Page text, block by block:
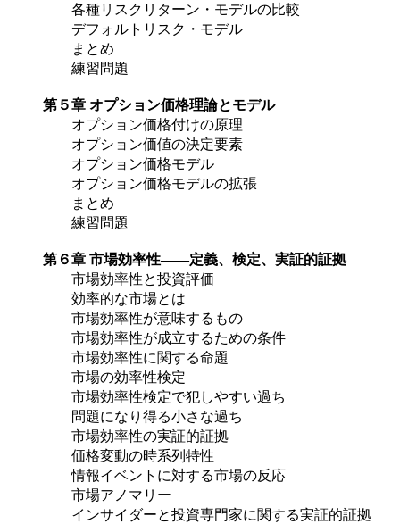
各種リスクリターン・モデルの比較
デフォルトリスク・モデル
まとめ
練習問題
第５章 オプション価格理論とモデル
オプション価格付けの原理
オプション価値の決定要素
オプション価格モデル
オプション価格モデルの拡張
まとめ
練習問題
第６章 市場効率性――定義、検定、実証的証拠
市場効率性と投資評価
効率的な市場とは
市場効率性が意味するもの
市場効率性が成立するための条件
市場効率性に関する命題
市場の効率性検定
市場効率性検定で犯しやすい過ち
問題になり得る小さな過ち
市場効率性の実証的証拠
価格変動の時系列特性
情報イベントに対する市場の反応
市場アノマリー
インサイダーと投資専門家に関する実証的証拠